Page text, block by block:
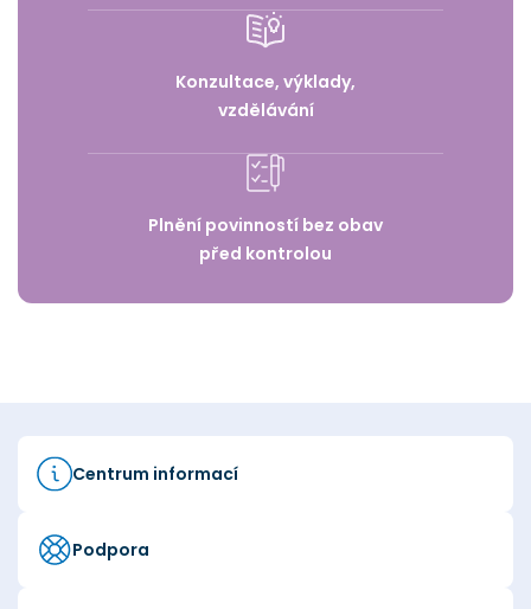
Konzultace, výklady,
vzdělávání
Plnění povinností bez obav
před kontrolou
Centrum informací
Podpora